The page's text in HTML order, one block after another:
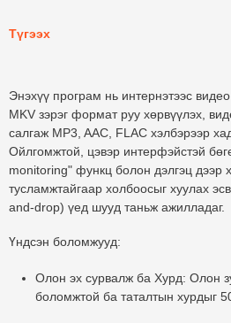
Түгээх
Энэхүү програм нь интернэтээс
MKV зэрэг формат руу хөрвүүлэх,
салгаж MP3, AAC, FLAC хэлбэрээр
Ойлгомжтой, цэвэр интерфэйстэй
monitoring" функц болон дэлгэц дээр
тусламжтайгаар холбоосыг хуулах
and-drop) үед шууд таньж ажилладаг.
Үндсэн боломжууд:
Олон эх сурвалж ба Хурд: Олон
боломжтой ба таталтын хурдыг